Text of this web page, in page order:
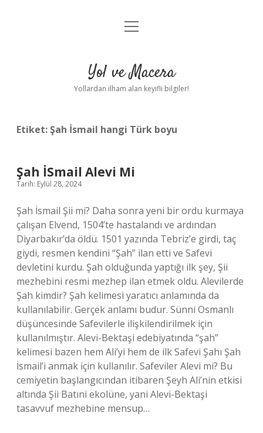
Anasayfa
Yasal Uyarı
menüyü
Yol ve Macera
Yollardan ilham alan keyifli bilgiler!
Etiket:Şah İsmail hangi Türk boyu
Şah İSmail Alevi Mi
Tarih: Eylül 28, 2024
Şah İsmail Şii mi? Daha sonra yeni bir ordu kurmaya
çalışan Elvend, 1504’te hastalandı ve ardından
Diyarbakır’da öldü. 1501 yazında Tebriz’e girdi, taç
giydi, resmen kendini “Şah” ilan etti ve Safevi
devletini kurdu. Şah olduğunda yaptığı ilk şey, Şii
mezhebini resmi mezhep ilan etmek oldu. Alevilerde
Şah kimdir? Şah kelimesi yaratıcı anlamında da
kullanılabilir. Gerçek anlamı budur. Sünni Osmanlı
düşüncesinde Safevilerle ilişkilendirilmek için
kullanılmıştır. Alevi-Bektaşi edebiyatında “şah”
kelimesi bazen hem Ali’yi hem de ilk Safevi Şahı Şah
İsmail’i anmak için kullanılır. Safeviler Alevi mi? Bu
cemiyetin başlangıcından itibaren Şeyh Ali’nin etkisi
altında Şii Batıni ekolüne, yani Alevi-Bektaşi
tasavvuf mezhebine mensup…